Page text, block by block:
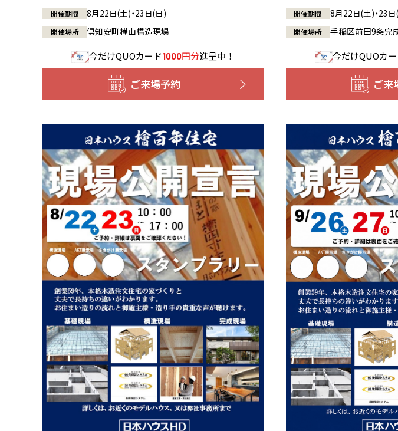
開催期間 8月22日(土)・23日(日)
開催場所 倶知安町樺山構造現場
今だけQUOカード1000円分進呈中！
ご来場予約
開催期間 8月22日(土)・23
開催場所 手稲区前田9条完
今だけQUOカー
ご来